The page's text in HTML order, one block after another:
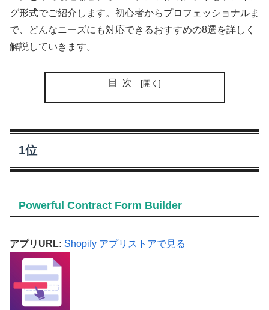
グ形式でご紹介します。初心者からプロフェッショナルま
で、どんなニーズにも対応できるおすすめの8選を詳しく
解説していきます。
目次
1位
Powerful Contract Form Builder
アプリURL: Shopify アプリストアで見る